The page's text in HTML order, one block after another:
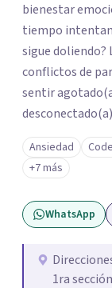
bienestar emocional." ¿Sientes que
tiempo
sigue doliendo? La ansiedad, el estrés, una pérdida, los
conflictos de
sentir
este proceso en soledad. Te
libre de juicios
ocurriendo y
por la evidencia
parejas que
estrés, los
Ansiedad
+7 más
WhatsApp
Direcciones:
1ra